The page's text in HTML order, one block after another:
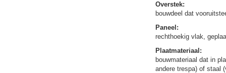
Overstek:
bouwdeel dat
Paneel:
rechthoekig vlak,
Plaatmateriaal:
bouwmateriaal dat in
andere trespa) of staal